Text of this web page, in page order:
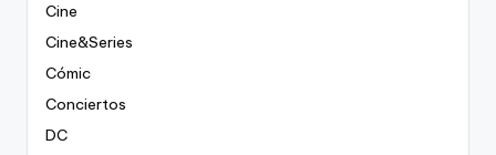
Cine
Cine&Series
Cómic
Conciertos
DC